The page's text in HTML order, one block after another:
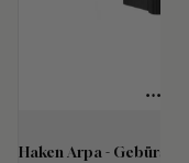
Haken Arpa -